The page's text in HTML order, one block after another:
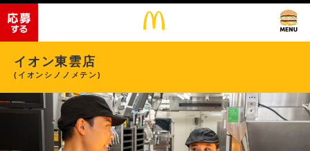
イオン東雲店
(イオンシノノメテン)